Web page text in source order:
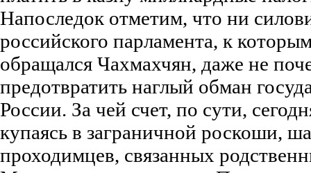
Напоследок отметим, что ни
российского парламента, к
обращался Чахмахчян, даже не
предотвратить наглый обман
России. За чей счет, по сути,
купаясь в заграничной роскоши,
проходимцев, связанных